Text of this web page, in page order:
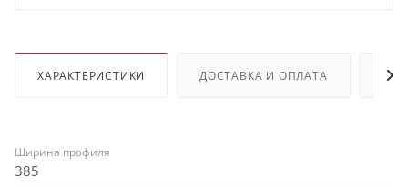
ХАРАКТЕРИСТИКИ ДОСТАВКА И ОПЛАТА
Ширина профиля
385